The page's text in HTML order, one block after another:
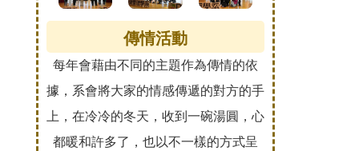
傳情活動
每年會藉由不同的主題作為傳情的依
據，系會將大家的情感傳遞的對方的手
上，在冷冷的冬天，收到一碗湯圓，心
都暖和許多了，也以不一樣的方式呈